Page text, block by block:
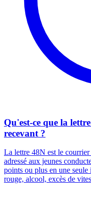
Qu'est-ce que la
recevant ?
La lettre 48N est le
adressé aux jeunes
points ou plus en une
rouge, alcool, excès de